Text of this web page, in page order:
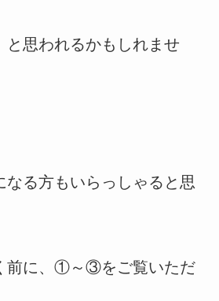
と思われるかもしれませ
なる方もいらっしゃると思
前に、①～③をご覧いただ